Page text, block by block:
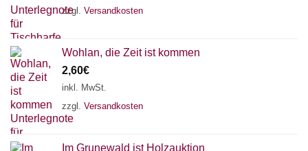
zzgl. Versandkosten
Wohlan, die Zeit ist kommen
2,60€
inkl. MwSt.
zzgl. Versandkosten
Im Grunewald ist Holzauktion